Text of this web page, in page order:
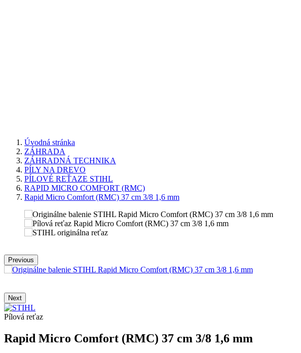
Úvodná stránka
ZÁHRADA
ZÁHRADNÁ TECHNIKA
PÍLY NA DREVO
PÍLOVÉ REŤAZE STIHL
RAPID MICRO COMFORT (RMC)
Rapid Micro Comfort (RMC) 37 cm 3/8 1,6 mm
Previous
Next
Pílová reťaz
Rapid Micro Comfort (RMC) 37 cm 3/8 1,6 mm